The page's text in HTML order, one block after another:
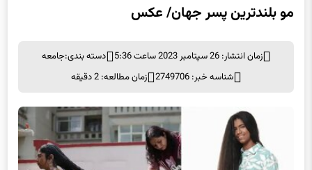
مو بلندترین پسر جهان/ عکس
زمان انتشار: 26 سپتامبر 2023 ساعت 5:36 دسته بندی:جامعه
شناسه خبر: 2749706
زمان مطالعه: 2 دقیقه